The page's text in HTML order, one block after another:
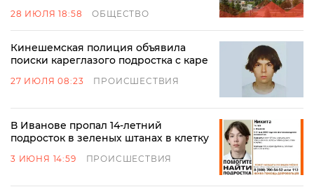
28 ИЮЛЯ 18:58 ОБЩЕСТВО
Кинешемская полиция объявила
поиски кареглазого подростка с каре
27 ИЮЛЯ 08:23 ПРОИСШЕСТВИЯ
В Иванове пропал 14-летний
подросток в зеленых штанах в клетку
3 ИЮНЯ 14:59 ПРОИСШЕСТВИЯ